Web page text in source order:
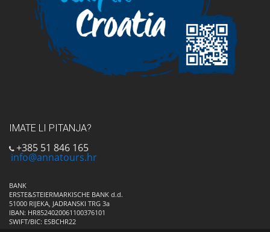
IMATE LI PITANJA?
+385 51 846 165
info@annatours.hr
BANK
ERSTE&STEIERMARKISCHE BANK d.d.
51000 RIJEKA, JADRANSKI TRG 3a
IBAN: HR8524020061100376101
SWIFT/BIC: ESBCHR22